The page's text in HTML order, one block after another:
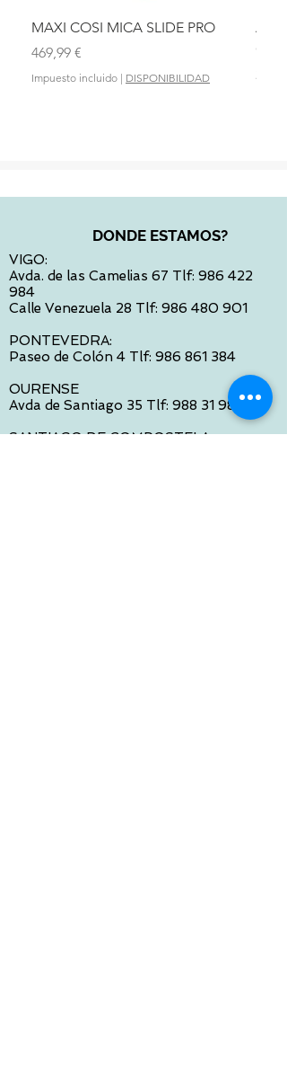
MAXI COSI MICA SLIDE PRO
Precio
469,99 €
Impuesto incluido | DISPONIBILIDAD
DONDE ESTAMOS?
VIGO:
Avda. de las Camelias 67 Tlf: 986 422
984
Calle Venezuela 28 Tlf: 986 480 901
PONTEVEDRA:
Paseo de Colón 4 Tlf: 986 861 384
OURENSE
Avda de Santiago 35 Tlf: 988 31 98 26
SANTIAGO DE COMPOSTELA